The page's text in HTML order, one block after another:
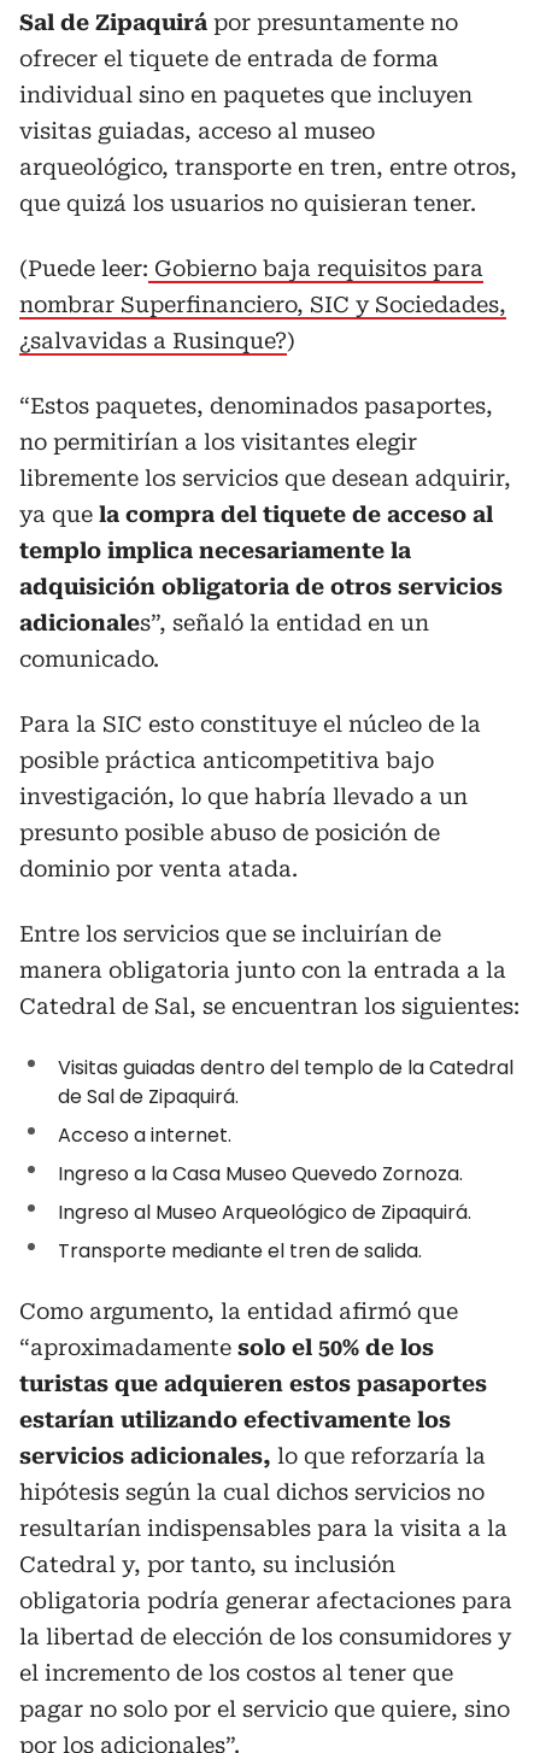
Sal de Zipaquirá por presuntamente no
ofrecer el tiquete de entrada de forma
individual sino en paquetes que incluyen
visitas guiadas, acceso al museo
arqueológico, transporte en tren, entre otros,
que quizá los usuarios no quisieran tener.
(Puede leer: Gobierno baja requisitos para
nombrar Superfinanciero, SIC y Sociedades,
¿salvavidas a Rusinque?)
“Estos paquetes, denominados pasaportes,
no permitirían a los visitantes elegir
libremente los servicios que desean adquirir,
ya que la compra del tiquete de acceso al
templo implica necesariamente la
adquisición obligatoria de otros servicios
adicionales”, señaló la entidad en un
comunicado.
Para la SIC esto constituye el núcleo de la
posible práctica anticompetitiva bajo
investigación, lo que habría llevado a un
presunto posible abuso de posición de
dominio por venta atada.
Entre los servicios que se incluirían de
manera obligatoria junto con la entrada a la
Catedral de Sal, se encuentran los siguientes:
Visitas guiadas dentro del templo de la Catedral
de Sal de Zipaquirá.
Acceso a internet.
Ingreso a la Casa Museo Quevedo Zornoza.
Ingreso al Museo Arqueológico de Zipaquirá.
Transporte mediante el tren de salida.
Como argumento, la entidad afirmó que
“aproximadamente solo el 50% de los
turistas que adquieren estos pasaportes
estarían utilizando efectivamente los
servicios adicionales, lo que reforzaría la
hipótesis según la cual dichos servicios no
resultarían indispensables para la visita a la
Catedral y, por tanto, su inclusión
obligatoria podría generar afectaciones para
la libertad de elección de los consumidores y
el incremento de los costos al tener que
pagar no solo por el servicio que quiere, sino
por los adicionales”.